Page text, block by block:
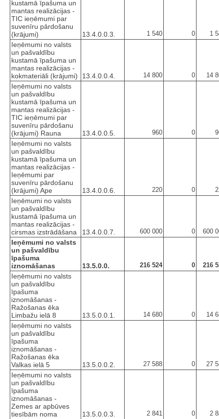
kustamā īpašuma un
mantas realizācijas -
TIC ieņēmumi par
suvenīru pārdošanu
(krājumi)
13.4.0.0.3. 1 540 0 1
Ieņēmumi no valsts
un pašvaldību
kustamā īpašuma un
mantas realizācijas -
kokmateriāli (krājumi)
13.4.0.0.4. 14 800 0 14
Ieņēmumi no valsts
un pašvaldību
kustamā īpašuma un
mantas realizācijas -
TIC ieņēmumi par
suvenīru pārdošanu
(krājumi) Rauna
13.4.0.0.5. 960 0
Ieņēmumi no valsts
un pašvaldību
kustamā īpašuma un
mantas realizācijas -
Ieņēmumi par
suvenīru pārdošanu
(krājumi) Ape
13.4.0.0.6. 220 0
Ieņēmumi no valsts
un pašvaldību
kustamā īpašuma un
mantas realizācijas -
cirsmas izstrādāšana
13.4.0.0.7. 600 000 0 600
Ieņēmumi no valsts
un pašvaldību
īpašuma
iznomāšanas
13.5.0.0. 216 524 0 216
Ieņēmumi no valsts
un pašvaldību
īpašuma
iznomāšanas -
Ražošanas ēka
Limbažu ielā 8
13.5.0.0.1. 14 680 0 14
Ieņēmumi no valsts
un pašvaldību
īpašuma
iznomāšanas -
Ražošanas ēka
Valkas ielā 5
13.5.0.0.2. 27 588 0 27
Ieņēmumi no valsts
un pašvaldību
īpašuma
iznomāšanas -
Zemes ar apbūves
tiesībām noma
13.5.0.0.3. 2 841 0 2